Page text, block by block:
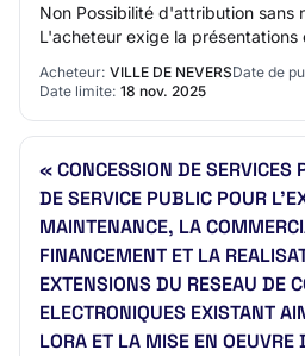
Non Possibilité d'attribution sans
L'acheteur exige la présentations
Acheteur: VILLE DE NEVERSDate de
Date limite: 18 nov. 2025
« CONCESSION DE SERVICES
DE SERVICE PUBLIC POUR
MAINTENANCE, LA
FINANCEMENT ET LA
EXTENSIONS DU RESEAU DE
ELECTRONIQUES EXISTANT
LORA ET LA MISE EN OEUVRE